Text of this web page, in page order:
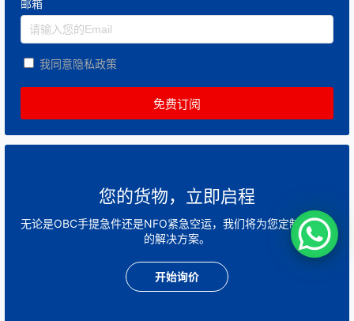
邮箱
我同意隐私政策
您的货物，立即启程
无论是OBC手提急件还是NFO紧急空运，我们将为您定制最快速
的解决方案。
开始询价